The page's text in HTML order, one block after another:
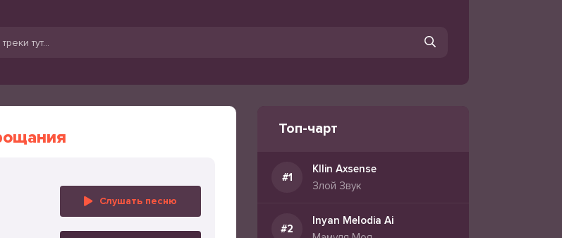
Слушать песню
Топ-чарт
Kllin Axsense
Злой Звук
Inyan Melodia Ai